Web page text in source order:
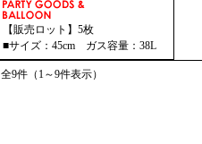
【販売ロット】5枚
■サイズ：45cm ガス容量：38L
全9件（1～9件表示）